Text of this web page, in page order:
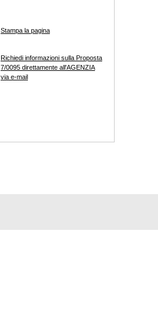
Stampa la pagina
Richiedi informazioni sulla Proposta
7/0095 direttamente all'AGENZIA
via e-mail